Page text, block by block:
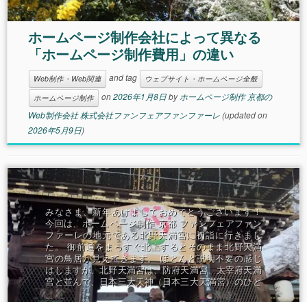
ホームページ制作会社によって異なる
「ホームページ制作費用」の違い
Web制作・Web関連 and tag
ウェブサイト・ホームページ全般
ホームページ制作
on2026年1月8日byホームページ制作 京都の
Web制作会社 株式会社ファンフェアファンファーレ(updated on
2026年5月9日)
みなさま、新年あけましておめでとうございます！
今回は、ホームページ制作 京都 ファンフェアファン
ファーレの地元である北野天満宮に初詣に行きまし
た。 御前通をまっすぐ北上するとそのまま北野天満
宮の鳥居が見えてきます。 ほとんど説明不要の感じ
はしますが、北野天満宮は、防府天満宮、太宰府天満
宮と並んで、日本三大天神（日本三大天満宮）のひと
つです。私たちのイメージ